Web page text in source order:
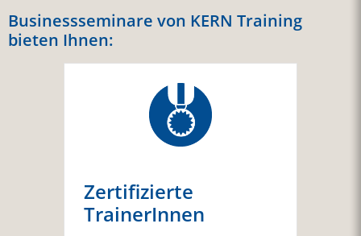
Businessseminare von KERN Training
bieten Ihnen:
Zertifizierte
TrainerInnen